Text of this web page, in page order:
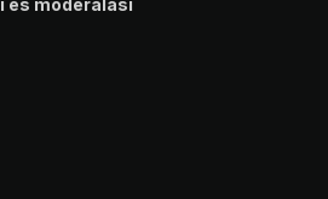
és moderálási